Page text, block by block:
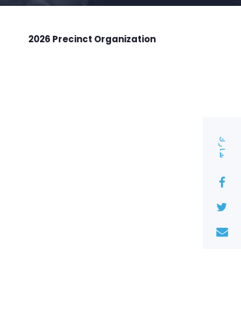
شارك
2026 Precinct Organization